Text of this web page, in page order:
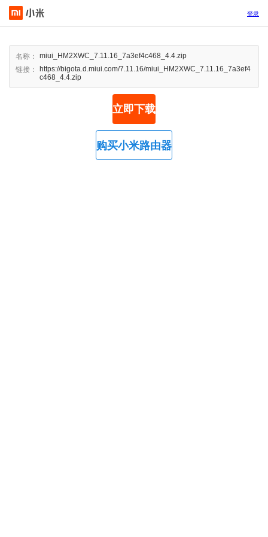
登录
名称：
miui_HM2XWC_7.11.16_7a3ef4c468_4.4.zip
链接：
https://bigota.d.miui.com/7.11.16/miui_HM2XWC_7.11.16_7a3ef4
c468_4.4.zip
立即下载
购买小米路由器